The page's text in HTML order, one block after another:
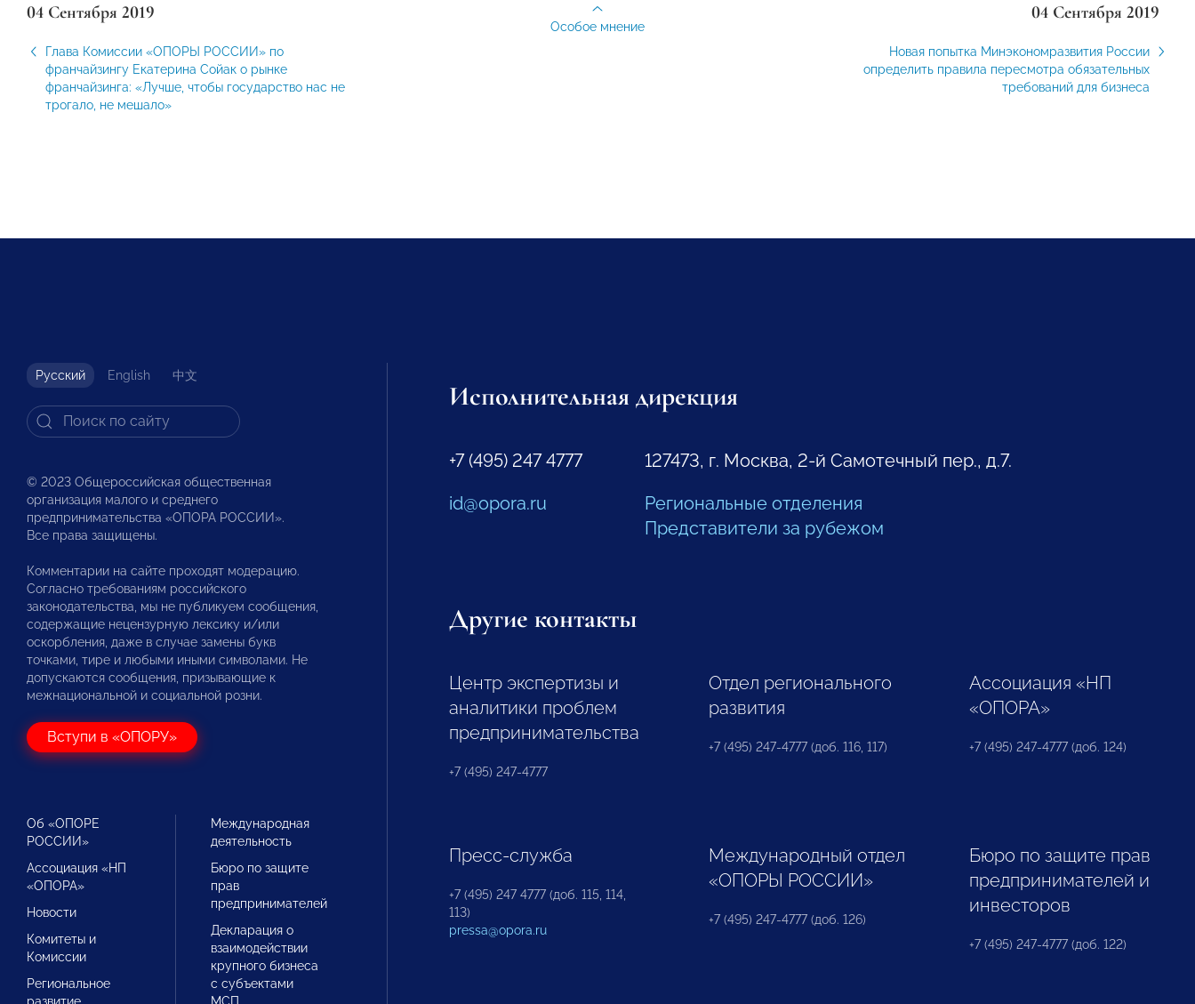
04 Сентября 2019
Глава Комиссии «ОПОРЫ РОССИИ» по
франчайзингу Екатерина Сойак о рынке
франчайзинга: «Лучше, чтобы государство нас не
трогало, не мешало»
04 Сентября 2019
Новая попытка Минэкономразвития России
определить правила пересмотра обязательных
требований для бизнеса
Особое мнение
Русский English 中文
© 2023 Общероссийская общественная
организация малого и среднего
предпринимательства «ОПОРА РОССИИ».
Все права защищены.
Комментарии на сайте проходят модерацию.
Согласно требованиям российского
законодательства, мы не публикуем сообщения,
содержащие нецензурную лексику и/или
оскорбления, даже в случае замены букв
точками, тире и любыми иными символами. Не
допускаются сообщения, призывающие к
межнациональной и социальной розни.
Вступи в «ОПОРУ»
Об «ОПОРЕ
РОССИИ»
Ассоциация «НП
«ОПОРА»
Новости
Комитеты и
Комиссии
Региональное
развитие
Международная
деятельность
Бюро по защите
прав
предпринимателей
Декларация о
взаимодействии
крупного бизнеса
с субъектами
МСП
Исполнительная дирекция
+7 (495) 247 4777
id@opora.ru
127473, г. Москва, 2-й Самотечный пер., д.7.
Региональные отделения
Представители за рубежом
Другие контакты
Центр экспертизы и
аналитики проблем
предпринимательства
+7 (495) 247-4777
Отдел регионального
развития
+7 (495) 247-4777 (доб. 116, 117)
Ассоциация «НП
«ОПОРА»
+7 (495) 247-4777 (доб. 124)
Пресс-служба
+7 (495) 247 4777 (доб. 115, 114,
113)
pressa@opora.ru
Международный отдел
«ОПОРЫ РОССИИ»
+7 (495) 247-4777 (доб. 126)
Бюро по защите прав
предпринимателей и
инвесторов
+7 (495) 247-4777 (доб. 122)